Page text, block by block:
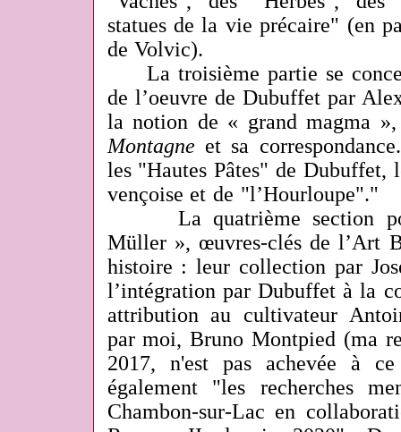
statues de la vie précaire" (en
de Volvic).
La troisième partie se
de l’oeuvre de Dubuffet par
la notion de « grand magma
Montagne et sa
les "Hautes Pâtes" de Dubuffet,
vençoise et de "l’Hourloupe"."
La quatrième section
Müller », œuvres-clés de l’Art
histoire : leur collection par
l’intégration par Dubuffet à la
attribution au cultivateur
par moi, Bruno Montpied (ma
2017, n'est pas achevée à
également "les recherches
Chambon-sur-Lac en